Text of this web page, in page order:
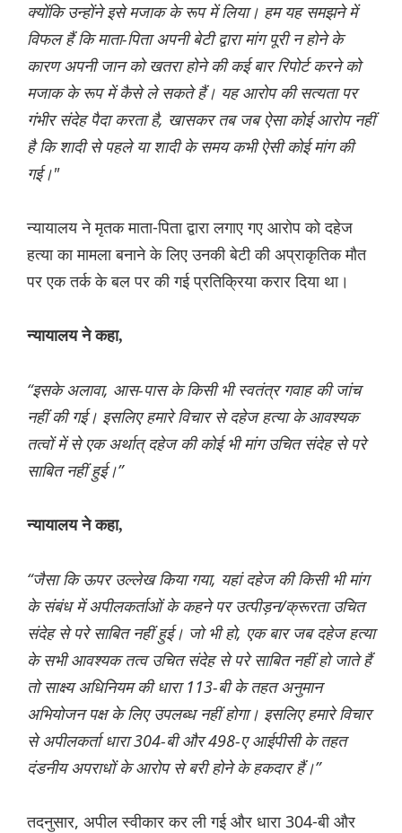
क्योंकि उन्होंने इसे मजाक के रूप में लिया। हम यह समझने में
विफल हैं कि माता-पिता अपनी बेटी द्वारा मांग पूरी न होने के
कारण अपनी जान को खतरा होने की कई बार रिपोर्ट करने को
मजाक के रूप में कैसे ले सकते हैं। यह आरोप की सत्यता पर
गंभीर संदेह पैदा करता है, खासकर तब जब ऐसा कोई आरोप नहीं
है कि शादी से पहले या शादी के समय कभी ऐसी कोई मांग की
गई।"
न्यायालय ने मृतक माता-पिता द्वारा लगाए गए आरोप को दहेज
हत्या का मामला बनाने के लिए उनकी बेटी की अप्राकृतिक मौत
पर एक तर्क के बल पर की गई प्रतिक्रिया करार दिया था।
न्यायालय ने कहा,
“इसके अलावा, आस-पास के किसी भी स्वतंत्र गवाह की जांच
नहीं की गई। इसलिए हमारे विचार से दहेज हत्या के आवश्यक
तत्वों में से एक अर्थात् दहेज की कोई भी मांग उचित संदेह से परे
साबित नहीं हुई।”
न्यायालय ने कहा,
“जैसा कि ऊपर उल्लेख किया गया, यहां दहेज की किसी भी मांग
के संबंध में अपीलकर्ताओं के कहने पर उत्पीड़न/क्रूरता उचित
संदेह से परे साबित नहीं हुई। जो भी हो, एक बार जब दहेज हत्या
के सभी आवश्यक तत्व उचित संदेह से परे साबित नहीं हो जाते हैं
तो साक्ष्य अधिनियम की धारा 113-बी के तहत अनुमान
अभियोजन पक्ष के लिए उपलब्ध नहीं होगा। इसलिए हमारे विचार
से अपीलकर्ता धारा 304-बी और 498-ए आईपीसी के तहत
दंडनीय अपराधों के आरोप से बरी होने के हकदार हैं।”
तदनुसार, अपील स्वीकार कर ली गई और धारा 304-बी और